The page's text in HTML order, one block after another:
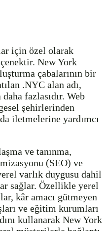
için özel olarak
New York
çabalarının bir
.NYC alan adı,
fazlasıdır. Web
şehirlerinden
iletmelerine yardımcı
ve tanınma,
(SEO) ve
varlık duygusu dahil
sağlar. Özellikle yerel
kâr amacı gütmeyen
ve eğitim kurumları
kullanarak New York